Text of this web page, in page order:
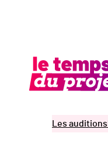
Les auditions